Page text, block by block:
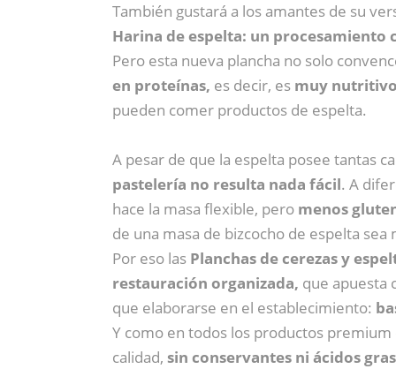
También gustará a los amantes de su
Harina de espelta: un procesamiento
Pero esta nueva plancha no solo
en proteínas, es decir, es muy
pueden comer productos de espelta.
A pesar de que la espelta posee tantas
pastelería no resulta nada fácil. A
hace la masa flexible, pero menos
de una masa de bizcocho de espelta
Por eso las Planchas de cerezas y
restauración organizada, que apuesta
que elaborarse en el establecimiento:
Y como en todos los productos
calidad, sin conservantes ni ácidos